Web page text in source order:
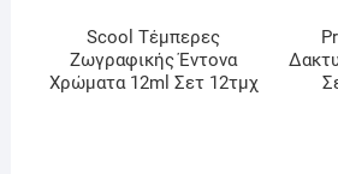
Scool Τέμπερες
Ζωγραφικής Έντονα
Χρώματα 12ml Σετ 12τμχ